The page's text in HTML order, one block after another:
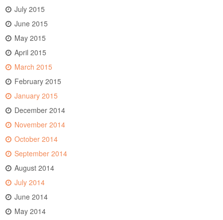
July 2015
June 2015
May 2015
April 2015
March 2015
February 2015
January 2015
December 2014
November 2014
October 2014
September 2014
August 2014
July 2014
June 2014
May 2014